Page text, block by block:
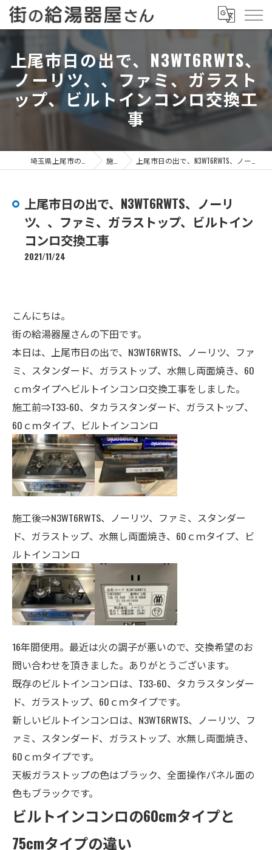
上尾市日の出で、N3WT6RWTS、
ノーリツ、、ファミ、ガラスト
ップ、ビルトインコンロ交換工
事
施工事例 上尾市日の出で、N3WT6RWTS、ノーリツ、、ファミ、ガラストップ、ビルトインコンロ交換工事
上尾市日の出で、N3WT6RWTS、ノーリ
ツ、、ファミ、ガラストップ、ビルトイン
コンロ交換工事
2021/11/24
こんにちは。
街の給湯器屋さんの下田です。
本日は、上尾市日の出で、N3WT6RWTS、ノーリツ、ファ
ミ、スタンダード、 ガラストップ、水無し両面焼き、 60
ｃｍタイプへビルトインコンロ交換工事をしました。
施工前⇒T33-60、タカラスタンダード、ガラストップ、
60ｃｍタイプ、ビルトインコンロ
施工後⇒N3WT6RWTS、ノーリツ、ファミ、スタンダー
ド、 ガラストップ、水無し両面焼き、60ｃｍタイプ、ビ
ルトインコンロ
16年間使用。最近は火の調子が悪いので、交換希望のお
問い合わせを頂きました。ありがとうございます。
既存のビルトインコンロは、T33-60、タカラスタンダー
ド、ガラストップ、60ｃｍタイプです。
新しいビルトインコンロは、N3WT6RWTS、ノーリツ、フ
ァミ、スタンダード、 ガラストップ、水無し両面焼き、
60ｃｍタイプです。
天板ガラストップの色はブラック、全面操作パネル面の
色もブラックです。
ビルトインコンロの60cmタイプと
75cmタイプの違い